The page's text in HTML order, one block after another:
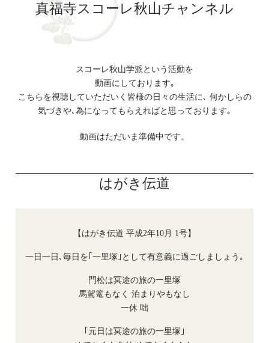
真福寺スコーレ秋山チャンネル
スコーレ秋山学派という活動を
動画にしております｡
こちらを視聴していただいく皆様の日々の生活に､ 何かしらの
気づきや､為になってもらえればと思っております｡
動画はただいま準備中です。
はがき伝道
【はがき伝道 平成2年10月 1号】
一日一日､毎日を｢一里塚｣として有意義に過ごしましょう｡
門松は冥途の旅の一里塚
馬駕篭もなく 泊まりやもなし
一休 咄
｢元日は冥途の旅の一里塚｣